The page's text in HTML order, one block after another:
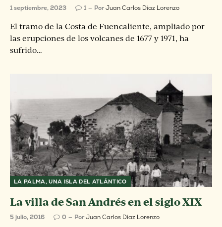
1 septiembre, 2023 1 PorJuan Carlos Diaz Lorenzo
El tramo de la Costa de Fuencaliente, ampliado por
las erupciones de los volcanes de 1677 y 1971, ha
sufrido…
LA PALMA, UNA ISLA DEL ATLÁNTICO
La villa de San Andrés en el siglo XIX
5 julio, 2016 0 PorJuan Carlos Diaz Lorenzo